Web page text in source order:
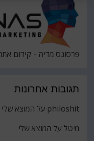
פרסונס מדיה - קידום
תגובות אחרונות
philoshit על המוצא שלי
מיטל על המוצא שלי